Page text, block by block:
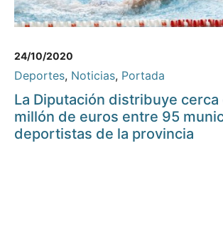
24/10/2020
Deportes, Noticias, Portada
La Diputación distribuye cerca
millón de euros entre 95
deportistas de la provincia